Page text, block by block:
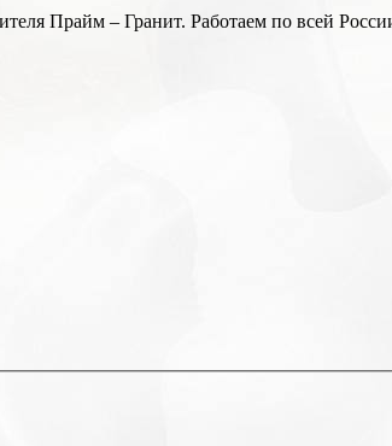
Прайм – Гранит. Работаем по всей